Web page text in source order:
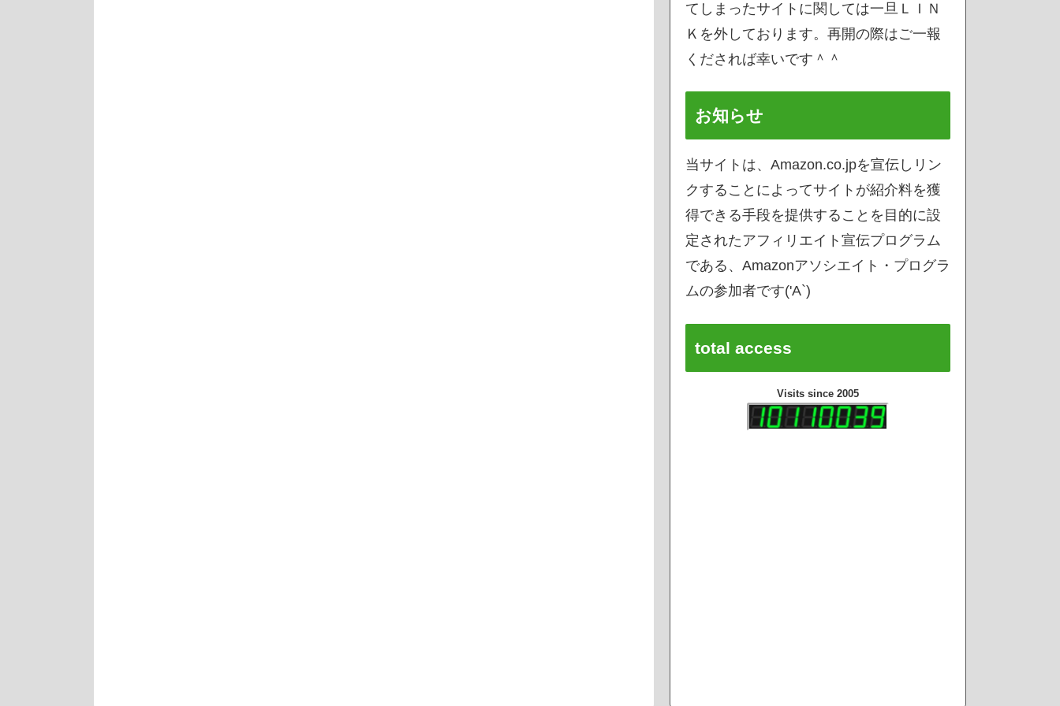
てしまったサイトに関しては一旦ＬＩＮ
Ｋを外しております。再開の際はご一報
くだされば幸いです＾＾
お知らせ
当サイトは、Amazon.co.jpを宣伝しリン
クすることによってサイトが紹介料を獲
得できる手段を提供することを目的に設
定されたアフィリエイト宣伝プログラム
である、Amazonアソシエイト・プログラ
ムの参加者です('A`)
total access
Visits since 2005